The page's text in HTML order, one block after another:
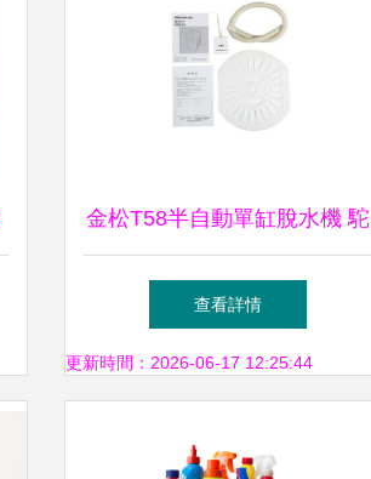
金松T58半自動單缸脫水機 駝
色經典，高效洗滌好幫手
查看詳情
更新時間：2026-06-17 12:25:44